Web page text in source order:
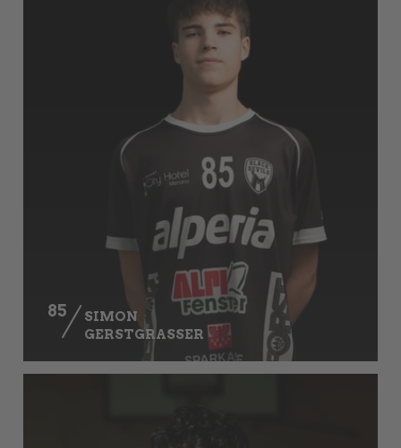
85
SIMON
GERSTGRASSER